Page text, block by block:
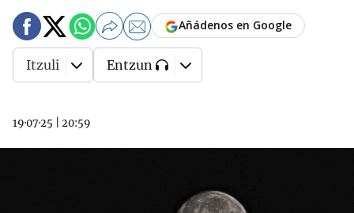
19·07·25 20:59
Añádenos en Google
Itzuli Entzun